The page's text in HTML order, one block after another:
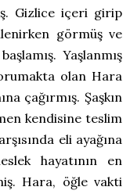
Gizlice içeri girip
görmüş ve
Yaşlanmış
olan Hara
çağırmış. Şaşkın
kendisine teslim
eli ayağına
hayatının en
Hara, öğle vakti